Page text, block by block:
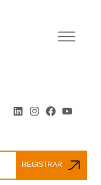
REGISTRAR